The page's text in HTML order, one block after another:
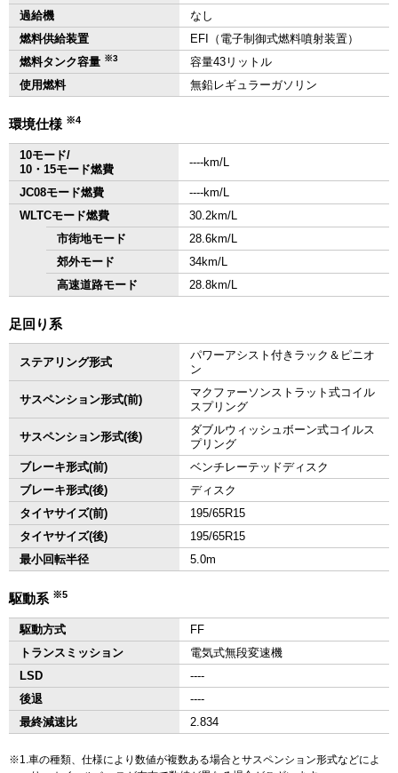
過給機
なし
燃料供給装置
EFI（電子制御式燃料噴射装置）
燃料タンク容量 ※3
容量43リットル
使用燃料
無鉛レギュラーガソリン
環境仕様 ※4
10モード/
10・15モード燃費
‐‐‐‐km/L
JC08モード燃費
‐‐‐‐km/L
WLTCモード燃費
30.2km/L
市街地モード
28.6km/L
郊外モード
34km/L
高速道路モード
28.8km/L
足回り系
ステアリング形式
パワーアシスト付きラック＆ピニオ
ン
サスペンション形式(前)
マクファーソンストラット式コイル
スプリング
サスペンション形式(後)
ダブルウィッシュボーン式コイルス
プリング
ブレーキ形式(前)
ベンチレーテッドディスク
ブレーキ形式(後)
ディスク
タイヤサイズ(前)
195/65R15
タイヤサイズ(後)
195/65R15
最小回転半径
5.0m
駆動系 ※5
駆動方式
FF
トランスミッション
電気式無段変速機
LSD
‐‐‐‐
後退
‐‐‐‐
最終減速比
2.834
1.車の種類、仕様により数値が複数ある場合とサスペンション形式などによ